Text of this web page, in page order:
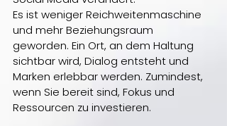
Es ist weniger Reichweitenmaschine
und mehr Beziehungsraum
geworden. Ein Ort, an dem Haltung
sichtbar wird, Dialog entsteht und
Marken erlebbar werden. Zumindest,
wenn Sie bereit sind, Fokus und
Ressourcen zu investieren.